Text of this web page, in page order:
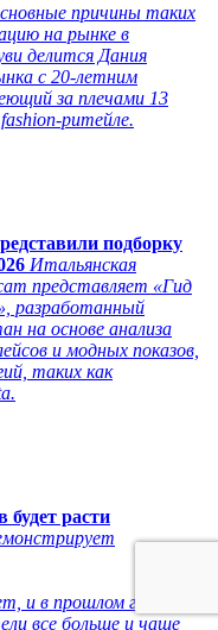
причины таких
на рынке в
делится Дания
с 20-летним
за плечами 13
ритейле.
подборку
Итальянская
представляет «Гид
разработанный
на основе анализа
и модных показов,
таких как
будет расти
и в прошлом году
все больше и чаще